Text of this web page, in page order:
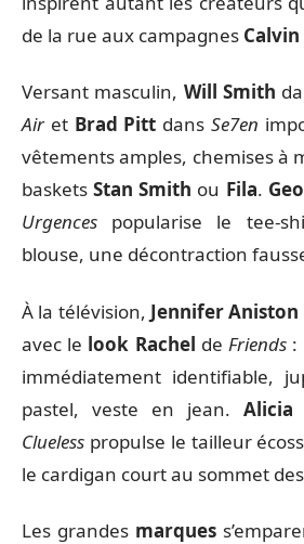
de la rue aux campagnes
Versant masculin, Will Smith
Airet Brad Pitt dans Se7en
vêtements amples, chemises à
basketsStan Smith ou Fila.
Urgences popularise le tee-
blouse, une décontraction
À la télévision, Jennifer Aniston
avec le look Rachel de Friends :
immédiatement identifiable,
pastel, veste en jean. Alicia
Clueless propulse le tailleur
le cardigan court au sommet
Les grandes marques